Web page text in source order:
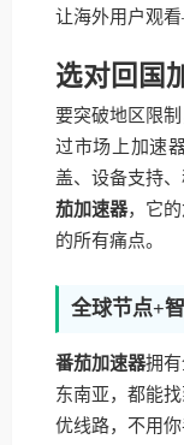
让海外用户观
选对回国
要突破地区限
过市场上加速
盖、设备支持
茄加速器，它
的所有痛点。
全球节点+
番茄加速器拥
东南亚，都能
优线路，不用